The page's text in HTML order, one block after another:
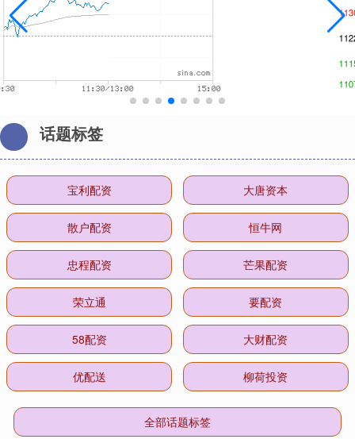
话题标签
宝利配资 大唐资本
散户配资 恒牛网
忠程配资 芒果配资
荣立通 要配资
58配资 大财配资
优配送 柳荷投资
全部话题标签